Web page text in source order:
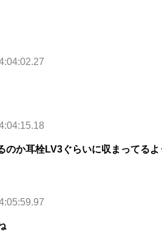
のか耳栓LV3ぐらいに収まってるよ